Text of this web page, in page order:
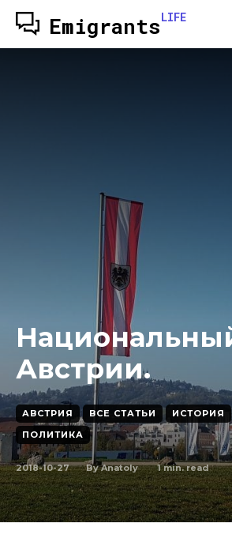
EmigrantsLIFE
Австрии.
АВСТРИЯ ВСЕ СТАТЬИ ИСТОРИЯ
ПОЛИТИКА
2018-10-27 By Anatoly 1min. read